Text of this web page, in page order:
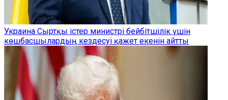
Украина Сыртқы істер министрі бейбітшілік үшін
көшбасшылардың кездесуі қажет екенін айтты